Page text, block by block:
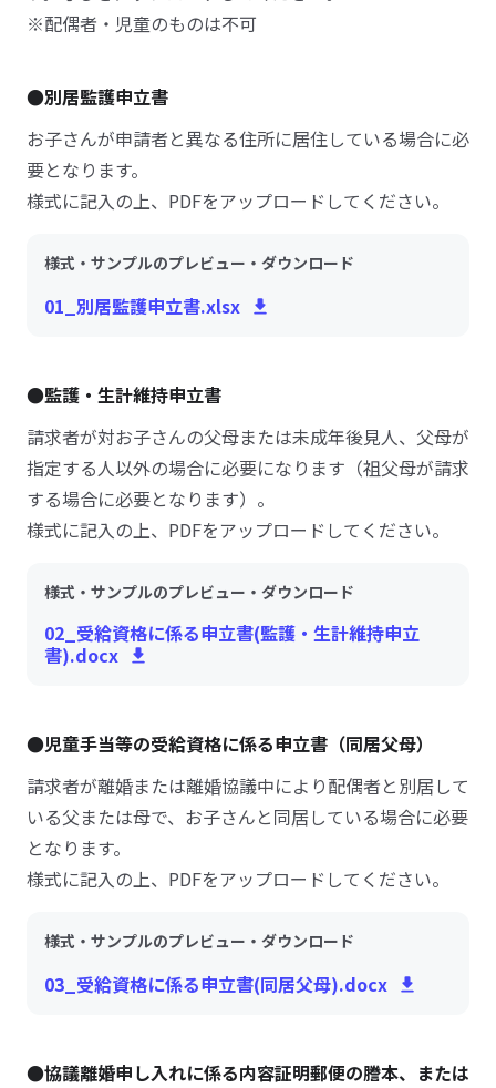
※配偶者・児童のものは不可
●別居監護申立書
お子さんが申請者と異なる住所に居住している場合に必
要となります。
様式に記入の上、PDFをアップロードしてください。
様式・サンプルのプレビュー・ダウンロード
01_別居監護申立書.xlsx
●監護・生計維持申立書
請求者が対お子さんの父母または未成年後見人、父母が
指定する人以外の場合に必要になります（祖父母が請求
する場合に必要となります）。
様式に記入の上、PDFをアップロードしてください。
様式・サンプルのプレビュー・ダウンロード
02_受給資格に係る申立書(監護・生計維持申立
書).docx
●児童手当等の受給資格に係る申立書（同居父母）
請求者が離婚または離婚協議中により配偶者と別居して
いる父または母で、お子さんと同居している場合に必要
となります。
様式に記入の上、PDFをアップロードしてください。
様式・サンプルのプレビュー・ダウンロード
03_受給資格に係る申立書(同居父母).docx
●協議離婚申し入れに係る内容証明郵便の謄本、または